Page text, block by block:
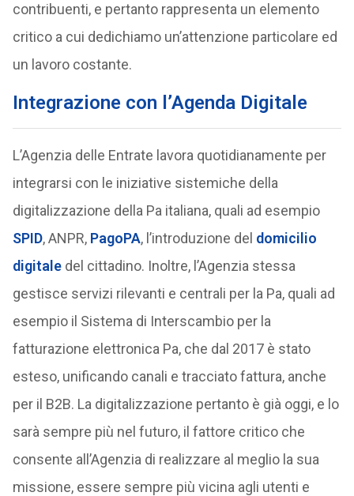
contribuenti, e pertanto rappresenta un elemento
critico a cui dedichiamo un’attenzione particolare ed
un lavoro costante.
Integrazione con l’Agenda Digitale
L’Agenzia delle Entrate lavora quotidianamente per
integrarsi con le iniziative sistemiche della
digitalizzazione della Pa italiana, quali ad esempio
SPID, ANPR, PagoPA, l’introduzione del domicilio
digitaledel cittadino. Inoltre, l’Agenzia stessa
gestisce servizi rilevanti e centrali per la Pa, quali ad
esempio il Sistema di Interscambio per la
fatturazione elettronica Pa, che dal 2017 è stato
esteso, unificando canali e tracciato fattura, anche
per il B2B. La digitalizzazione pertanto è già oggi, e lo
sarà sempre più nel futuro, il fattore critico che
consente all’Agenzia di realizzare al meglio la sua
missione, essere sempre più vicina agli utenti e